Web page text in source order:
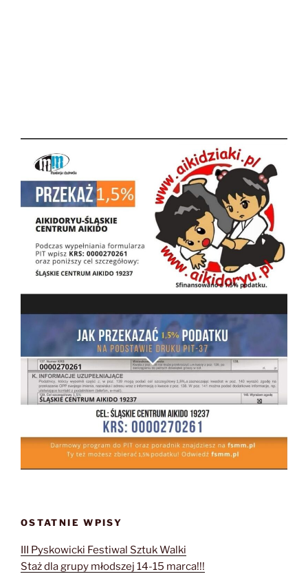
OSTATNIE WPISY
III Pyskowicki Festiwal Sztuk Walki
Staż dla grupy młodszej 14-15 marca!!!